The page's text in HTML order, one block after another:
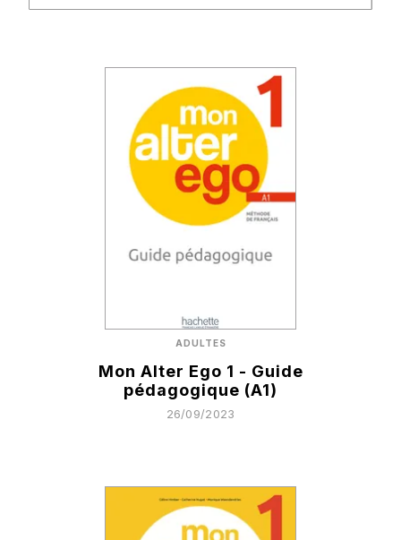
ADULTES
Mon Alter Ego 1 - Guide
pédagogique (A1)
26/09/2023